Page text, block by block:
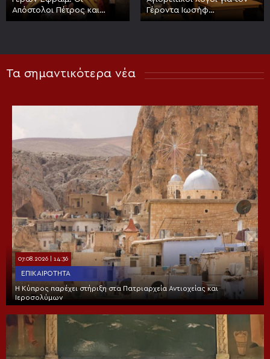
Απόστολοι Πέτρος και
Παύλος είναι στυλοβάτες
Γέροντα Ιωσήφ
Βατοπαιδινό, 17 έτη από
Τα σημαντικότερα νέα
07.08.2026 | 14:36
ΕΠΙΚΑΙΡΌΤΗΤΑ
Η Κύπρος παρέχει στήριξη στα Πατριαρχεία Αντιοχείας και
Ιεροσολύμων